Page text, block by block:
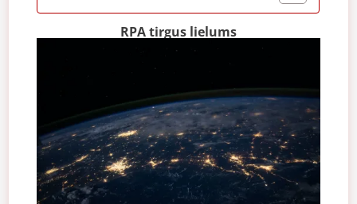
RPA tirgus lielums